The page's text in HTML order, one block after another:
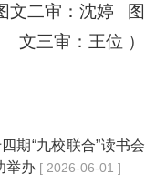
文二审：沈婷 图
文三审：王位 ）
期“九校联合”读书会
举办 [ 2026-06-01 ]